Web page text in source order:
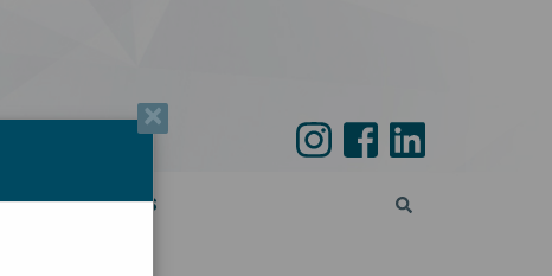
ESPECIAL 45 ANOS
×